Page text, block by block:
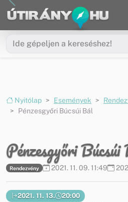
Ugrás a menüre
Ugrás a tartalomra
Nyitólap Események
Pénzesgyőri Búcsúi Bál
Pénzesgyőri
Rendezvény 2021. 11. 09. 11:49
2021. 11. 13. 20:00